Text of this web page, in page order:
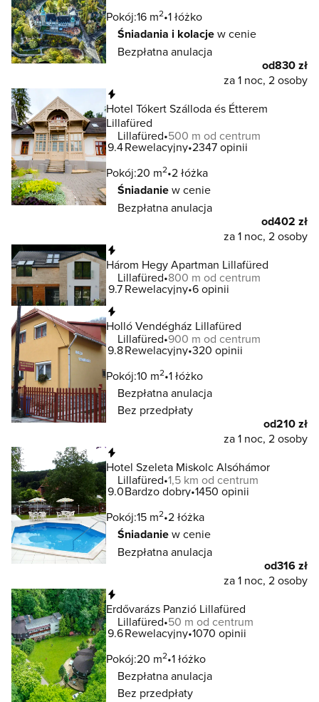
Pokój:16 m2 1 łóżko
Śniadania i kolacjew cenie
Bezpłatna anulacja
od830 zł
za 1 noc, 2 osoby
Hotel Tókert Szálloda és Étterem
Lillafüred
Lillafüred 500 m od centrum
9.4Rewelacyjny 2347 opinii
Pokój:20 m2 2 łóżka
Śniadaniew cenie
Bezpłatna anulacja
od402 zł
za 1 noc, 2 osoby
Három Hegy Apartman Lillafüred
Lillafüred 800 m od centrum
9.7Rewelacyjny 6 opinii
Holló Vendégház Lillafüred
Lillafüred 900 m od centrum
9.8Rewelacyjny 320 opinii
Pokój:10 m2 1 łóżko
Bezpłatna anulacja
Bez przedpłaty
od210 zł
za 1 noc, 2 osoby
Hotel Szeleta Miskolc Alsóhámor
Lillafüred 1,5 km od centrum
9.0Bardzo dobry 1450 opinii
Pokój:15 m2 2 łóżka
Śniadaniew cenie
Bezpłatna anulacja
od316 zł
za 1 noc, 2 osoby
Erdővarázs Panzió Lillafüred
Lillafüred 50 m od centrum
9.6Rewelacyjny 1070 opinii
Pokój:20 m2 1 łóżko
Bezpłatna anulacja
Bez przedpłaty